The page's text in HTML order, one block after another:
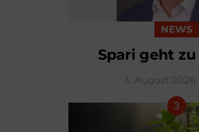
NEWS
Spari geht zu
3. August 2026,